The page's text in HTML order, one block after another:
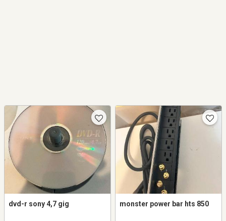
dvd-r sony 4,7 gig monster power bar hts 850